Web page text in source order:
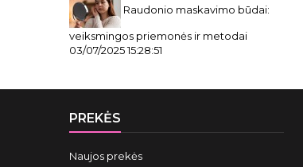
Raudonio maskavimo būdai:
veiksmingos priemonės ir metodai
03/07/2025 15:28:51
PREKĖS
Naujos prekės